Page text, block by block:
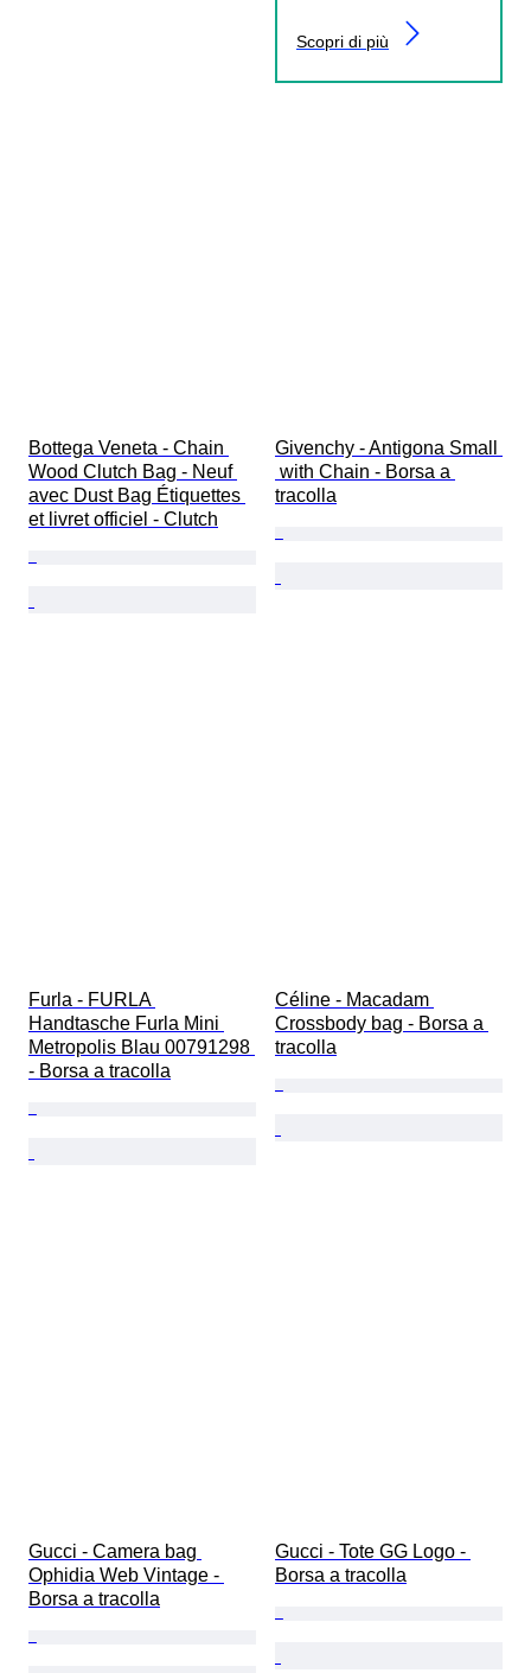
Scopri di più
Bottega Veneta - Chain
Wood Clutch Bag - Neuf
avec Dust Bag Étiquettes
et livret officiel - Clutch
Givenchy - Antigona Small
with Chain - Borsa a
tracolla
Furla - FURLA
Handtasche Furla Mini
Metropolis Blau 00791298
- Borsa a tracolla
Céline - Macadam
Crossbody bag - Borsa a
tracolla
Gucci - Camera bag
Ophidia Web Vintage -
Borsa a tracolla
Gucci - Tote GG Logo -
Borsa a tracolla